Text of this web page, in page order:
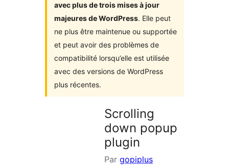
avec plus de trois mises à jour
majeures de WordPress. Elle peut
ne plus être maintenue ou supportée
et peut avoir des problèmes de
compatibilité lorsqu’elle est utilisée
avec des versions de WordPress
plus récentes.
Scrolling
down popup
plugin
Par gopiplus